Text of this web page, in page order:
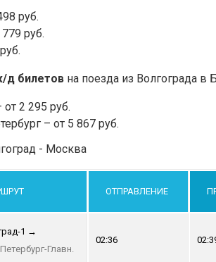
руб.
руб.
д билетов на поезда из Волгограда в
2 295 руб.
– от 5 867 руб.
- Москва
ОТПРАВЛЕНИЕ
1 →
Главн.
02:36